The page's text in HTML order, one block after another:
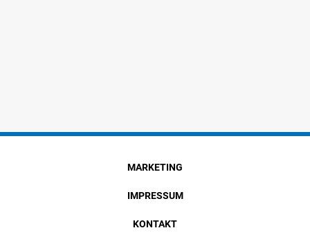
MARKETING
IMPRESSUM
KONTAKT